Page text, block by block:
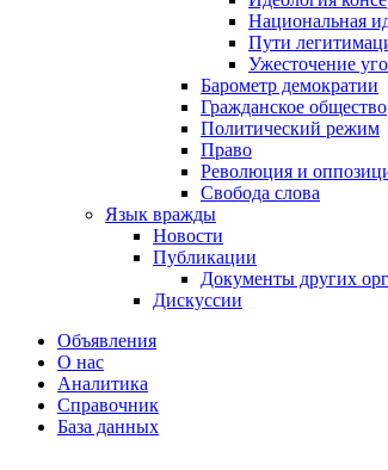
Национальная
Пути
Ужесточение
Барометр демократии
Гражданское общество
Политический режим
Право
Революция и
Свобода слова
Язык вражды
Новости
Публикации
Документы других
Дискуссии
Объявления
О нас
Аналитика
Справочник
База данных